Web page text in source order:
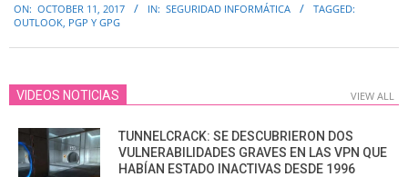
10-
ON: OCTOBER 11, 2017 IN: SEGURIDAD INFORMÁTICA
TAGGED:
OUTLOOK, PGP Y GPG
VIDEOS NOTICIAS VIEW ALL
TUNNELCRACK: SE DESCUBRIERON DOS
VULNERABILIDADES GRAVES EN LAS VPN QUE
HABÍAN ESTADO INACTIVAS DESDE 1996